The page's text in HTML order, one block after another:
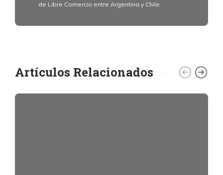
de Libre Comercio entre Argentina y Chile
Artículos Relacionados